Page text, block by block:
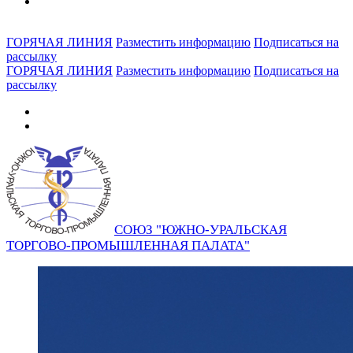
ГОРЯЧАЯ ЛИНИЯ Разместить информацию Подписаться на
рассылку
ГОРЯЧАЯ ЛИНИЯ Разместить информацию Подписаться на
рассылку
СОЮЗ "ЮЖНО-УРАЛЬСКАЯ
ТОРГОВО-ПРОМЫШЛЕННАЯ ПАЛАТА"